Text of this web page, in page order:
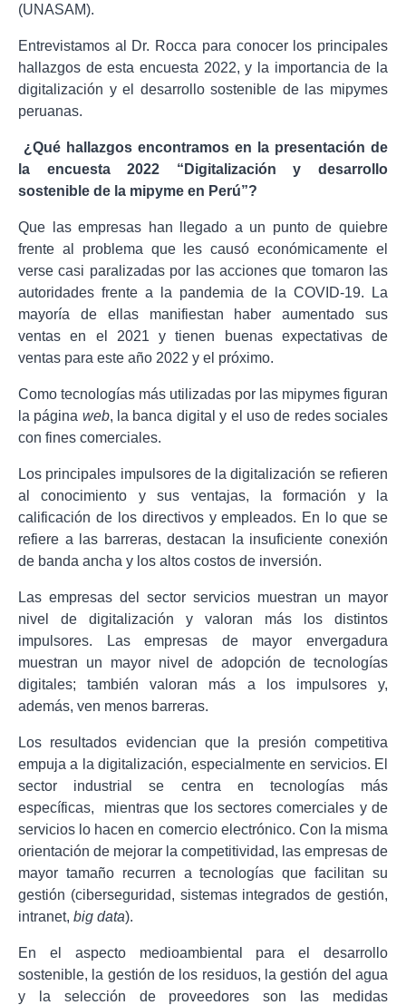
(UNASAM).
Entrevistamos al Dr. Rocca para conocer los principales
hallazgos de esta encuesta 2022, y la importancia de la
digitalización y el desarrollo sostenible de las mipymes
peruanas.
¿Qué hallazgos encontramos en la presentación de
la encuesta 2022 “Digitalización y desarrollo
sostenible de la mipyme en Perú”?
Que las empresas han llegado a un punto de quiebre
frente al problema que les causó económicamente el
verse casi paralizadas por las acciones que tomaron las
autoridades frente a la pandemia de la COVID-19. La
mayoría de ellas manifiestan haber aumentado sus
ventas en el 2021 y tienen buenas expectativas de
ventas para este año 2022 y el próximo.
Como tecnologías más utilizadas por las mipymes figuran
la página web, la banca digital y el uso de redes sociales
con fines comerciales.
Los principales impulsores de la digitalización se refieren
al conocimiento y sus ventajas, la formación y la
calificación de los directivos y empleados. En lo que se
refiere a las barreras, destacan la insuficiente conexión
de banda ancha y los altos costos de inversión.
Las empresas del sector servicios muestran un mayor
nivel de digitalización y valoran más los distintos
impulsores. Las empresas de mayor envergadura
muestran un mayor nivel de adopción de tecnologías
digitales; también valoran más a los impulsores y,
además, ven menos barreras.
Los resultados evidencian que la presión competitiva
empuja a la digitalización, especialmente en servicios. El
sector industrial se centra en tecnologías más
específicas, mientras que los sectores comerciales y de
servicios lo hacen en comercio electrónico. Con la misma
orientación de mejorar la competitividad, las empresas de
mayor tamaño recurren a tecnologías que facilitan su
gestión (ciberseguridad, sistemas integrados de gestión,
intranet, big data).
En el aspecto medioambiental para el desarrollo
sostenible, la gestión de los residuos, la gestión del agua
y la selección de proveedores son las medidas